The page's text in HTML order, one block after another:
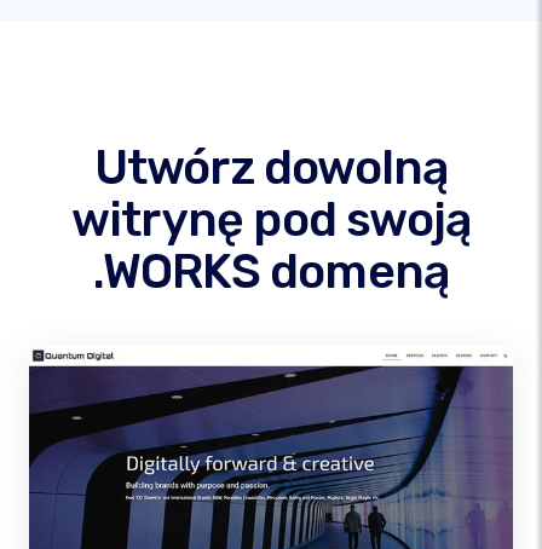
Utwórz dowolną
witrynę pod swoją
.WORKS domeną